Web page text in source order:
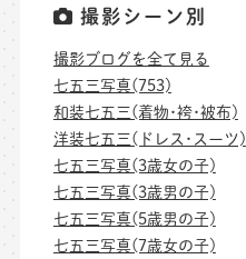
撮影シーン別
撮影ブログを全て見る
七五三写真(753)
和装七五三(着物･袴･被布)
洋装七五三(ドレス･スーツ)
七五三写真(3歳女の子)
七五三写真(3歳男の子)
七五三写真(5歳男の子)
七五三写真(7歳女の子)